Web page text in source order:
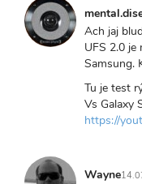
Ach jaj
UFS 2.0 je
Samsung.
Tu je test
Vs Galaxy
https://
Wayne